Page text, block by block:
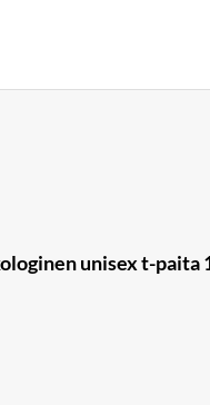
unisex t-paita